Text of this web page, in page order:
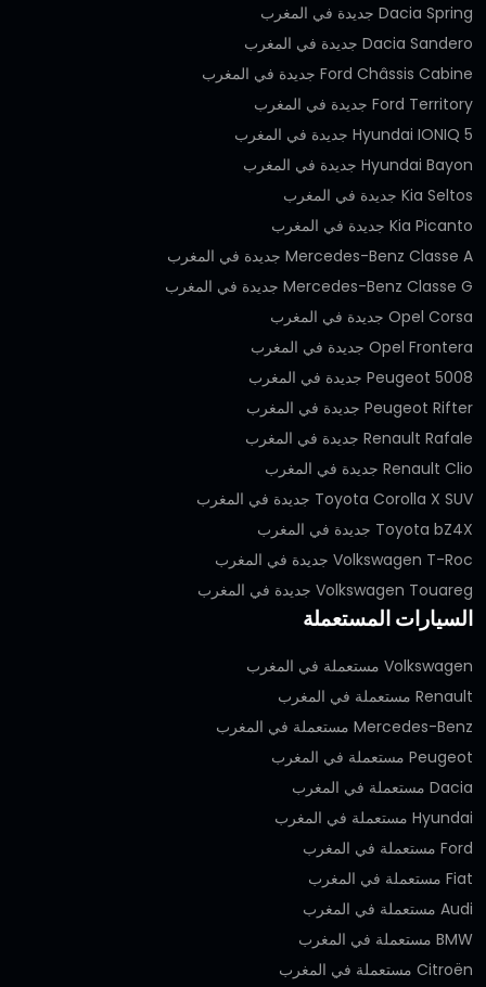
Dacia Spring جديدة في المغرب
Dacia Sandero جديدة في المغرب
Ford Châssis Cabine جديدة في المغرب
Ford Territory جديدة في المغرب
Hyundai IONIQ 5 جديدة في المغرب
Hyundai Bayon جديدة في المغرب
Kia Seltos جديدة في المغرب
Kia Picanto جديدة في المغرب
Mercedes-Benz Classe A جديدة في المغرب
Mercedes-Benz Classe G جديدة في المغرب
Opel Corsa جديدة في المغرب
Opel Frontera جديدة في المغرب
Peugeot 5008 جديدة في المغرب
Peugeot Rifter جديدة في المغرب
Renault Rafale جديدة في المغرب
Renault Clio جديدة في المغرب
Toyota Corolla X SUV جديدة في المغرب
Toyota bZ4X جديدة في المغرب
Volkswagen T-Roc جديدة في المغرب
Volkswagen Touareg جديدة في المغرب
السيارات المستعملة
Volkswagen مستعملة في المغرب
Renault مستعملة في المغرب
Mercedes-Benz مستعملة في المغرب
Peugeot مستعملة في المغرب
Dacia مستعملة في المغرب
Hyundai مستعملة في المغرب
Ford مستعملة في المغرب
Fiat مستعملة في المغرب
Audi مستعملة في المغرب
BMW مستعملة في المغرب
Citroën مستعملة في المغرب